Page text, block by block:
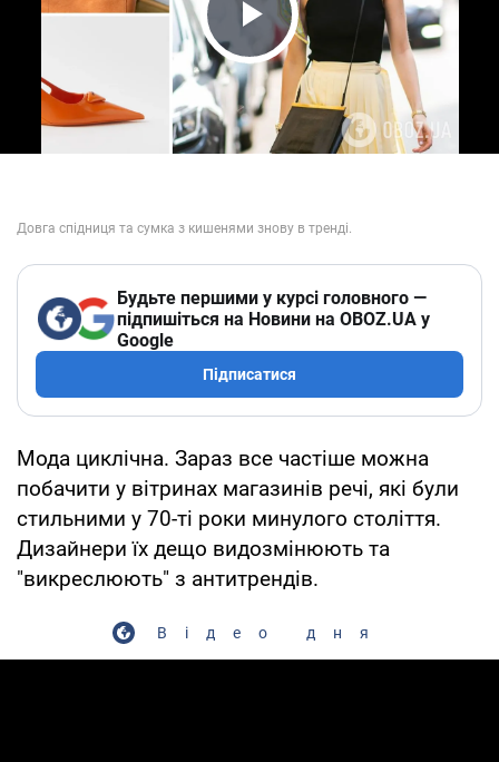
Play Video
Будьте першими у курсі головного —
підпишіться на Новини на OBOZ.UA у
Google
Підписатися
Мода циклічна. Зараз все частіше можна
побачити у вітринах магазинів речі, які були
стильними у 70-ті роки минулого століття.
Дизайнери їх дещо видозмінюють та
"викреслюють" з антитрендів.
Відео дня